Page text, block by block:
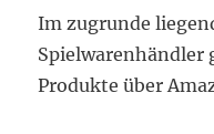
Im zugrunde
Spielwarenhändler
Produkte über